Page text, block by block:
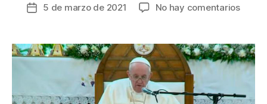
Fecha
entrada
5 de marzo de 2021 No hay comentariosen
y
líder
iraquí